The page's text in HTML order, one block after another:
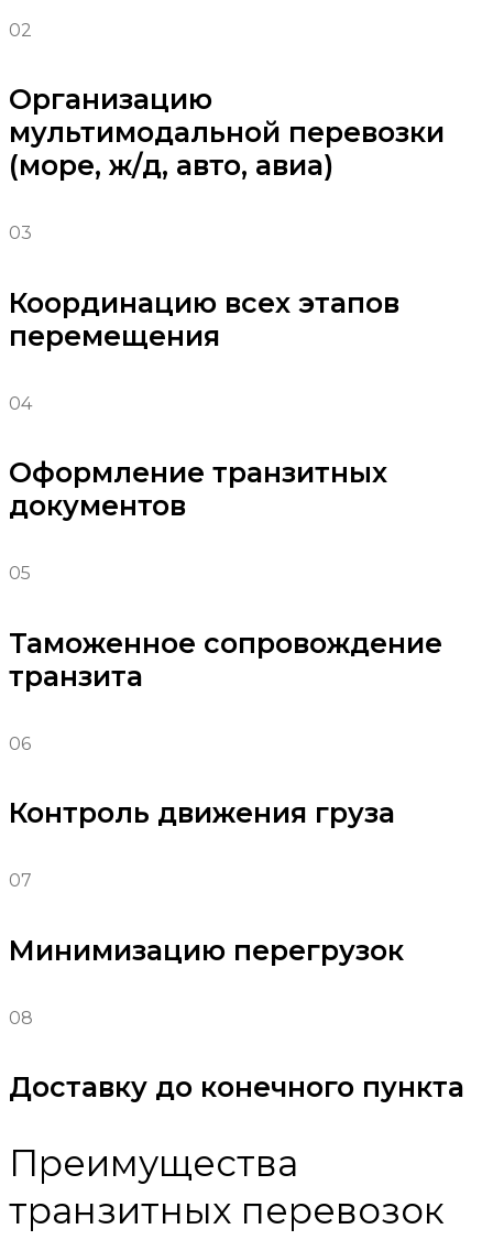
02
Организацию
мультимодальной перевозки
(море, ж/д, авто, авиа)
03
Координацию всех этапов
перемещения
04
Оформление транзитных
документов
05
Таможенное сопровождение
транзита
06
Контроль движения груза
07
Минимизацию перегрузок
08
Доставку до конечного пункта
Преимущества
транзитных перевозок